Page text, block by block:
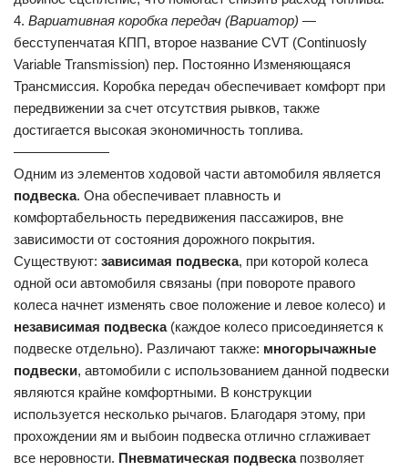
4. Вариативная коробка передач (Вариатор) —
бесступенчатая КПП, второе название CVT (Continuosly
Variable Transmission) пер. Постоянно Изменяющаяся
Трансмиссия. Коробка передач обеспечивает комфорт при
передвижении за счет отсутствия рывков, также
достигается высокая экономичность топлива.
———————
Одним из элементов ходовой части автомобиля является
подвеска. Она обеспечивает плавность и
комфортабельность передвижения пассажиров, вне
зависимости от состояния дорожного покрытия.
Существуют: зависимая подвеска, при которой колеса
одной оси автомобиля связаны (при повороте правого
колеса начнет изменять свое положение и левое колесо) и
независимая подвеска(каждое колесо присоединяется к
подвеске отдельно). Различают также: многорычажные
подвески, автомобили с использованием данной подвески
являются крайне комфортными. В конструкции
используется несколько рычагов. Благодаря этому, при
прохождении ям и выбоин подвеска отлично сглаживает
все неровности. Пневматическая подвескапозволяет